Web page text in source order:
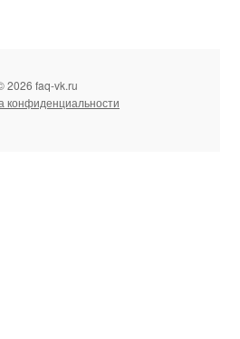
2026 faq-vk.ru
конфиденциальности